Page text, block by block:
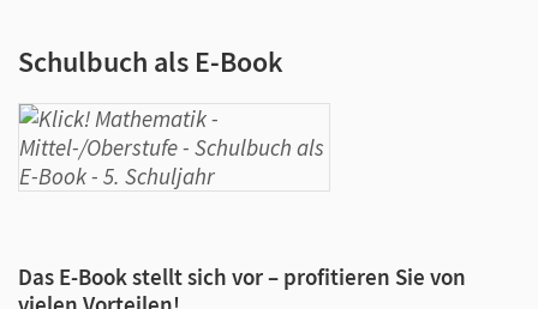
Schulbuch als E-Book
Das E-Book stellt sich vor – profitieren Sie von